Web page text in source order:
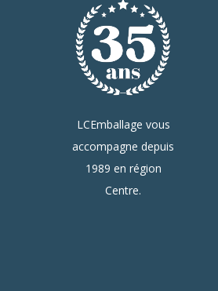
LCEmballage vous
accompagne depuis
1989 en région
Centre.